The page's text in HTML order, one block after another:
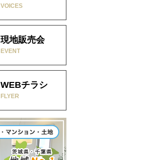
VOICES
現地販売会
EVENT
WEBチラシ
FLYER